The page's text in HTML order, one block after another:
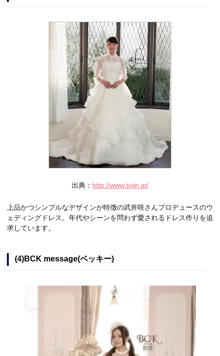
出典： http://www.tojin.jp/
上品かつシンプルなデザインが特徴の武井咲さんプロデュースのウ
ェディングドレス。年代やシーンを問わず愛されるドレス作りを追
求しています。
(4)BCK message(ベッキー)